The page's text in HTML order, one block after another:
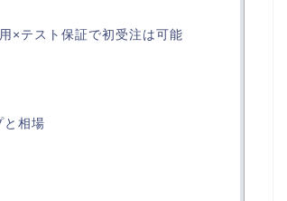
×テスト保証で初受注は可能
と相場